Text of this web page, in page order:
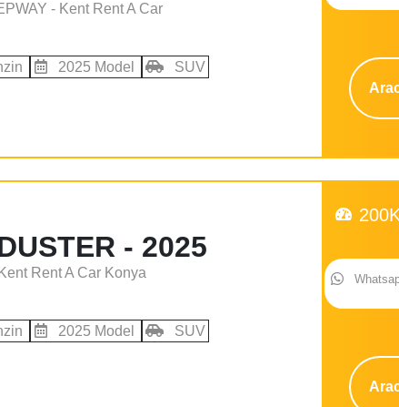
- Kent Rent A Car
2025 Model SUV
- 2025
Rent A Car Konya
2025 Model SUV